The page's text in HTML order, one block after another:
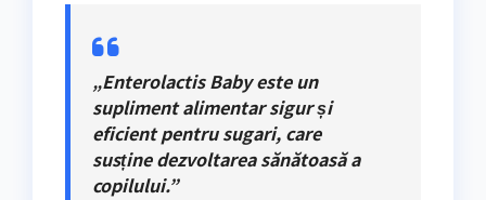
„Enterolactis Baby este un
supliment alimentar sigur și
eficient pentru sugari, care
susține dezvoltarea sănătoasă a
copilului.”